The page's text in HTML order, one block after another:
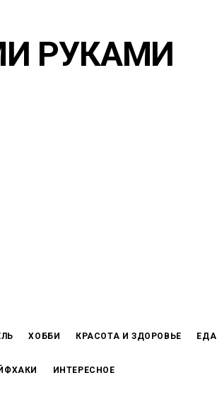
ХОББИ КРАСОТА И ЗДОРОВЬЕ ЕДА
ИНТЕРЕСНОЕ